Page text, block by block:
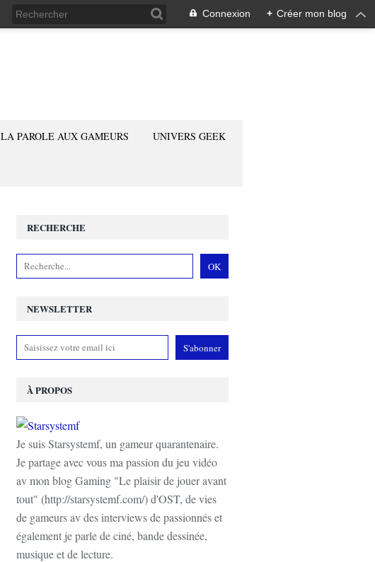
Connexion + Créer mon blog
LA PAROLE AUX GAMEURS UNIVERS GEEK
NEWSLETTER
RECHERCHE
À PROPOS
Je suis Starsystemf, un gameur quarantenaire.
Je partage avec vous ma passion du jeu vidéo
av mon blog Gaming "Le plaisir de jouer avant
tout" (http://starsystemf.com/) d'OST, de vies
de gameurs av des interviews de passionnés et
également je parle de ciné, bande dessinée,
musique et de lecture.